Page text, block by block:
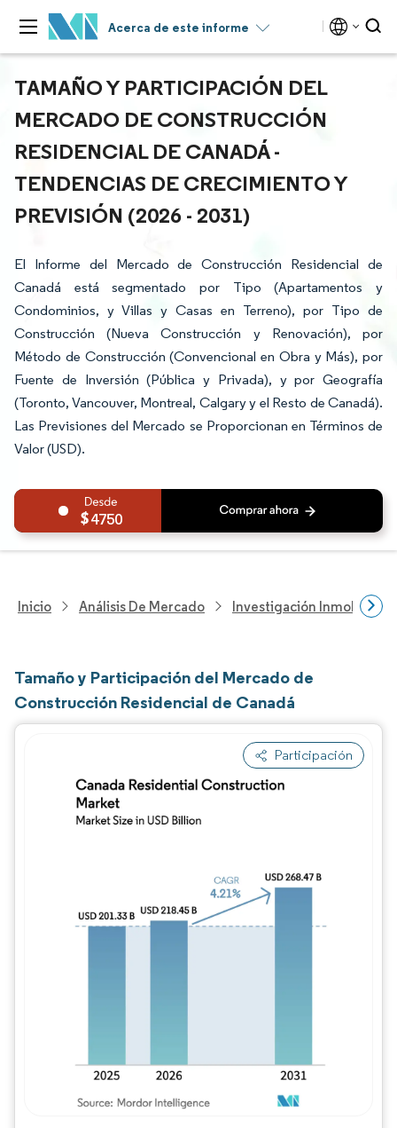
Acerca de este informe
TAMAÑO Y PARTICIPACIÓN DEL
MERCADO DE CONSTRUCCIÓN
RESIDENCIAL DE CANADÁ -
TENDENCIAS DE CRECIMIENTO Y
PREVISIÓN (2026 - 2031)
El Informe del Mercado de Construcción Residencial de
Canadá está segmentado por Tipo (Apartamentos y
Condominios, y Villas y Casas en Terreno), por Tipo de
Construcción (Nueva Construcción y Renovación), por
Método de Construcción (Convencional en Obra y Más), por
Fuente de Inversión (Pública y Privada), y por Geografía
(Toronto, Vancouver, Montreal, Calgary y el Resto de Canadá).
Las Previsiones del Mercado se Proporcionan en Términos de
Valor (USD).
4750
Inicio Análisis De Mercado Investigación Inmobiliaria
Tamaño y Participación del Mercado de
Construcción Residencial de Canadá
Participación